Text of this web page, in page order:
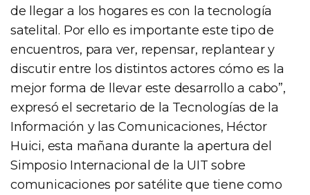
de llegar a los hogares es con la tecnología
satelital. Por ello es importante este tipo de
encuentros, para ver, repensar, replantear y
discutir entre los distintos actores cómo es la
mejor forma de llevar este desarrollo a cabo”,
expresó el secretario de la Tecnologías de la
Información y las Comunicaciones, Héctor
Huici, esta mañana durante la apertura del
Simposio Internacional de la UIT sobre
comunicaciones por satélite que tiene como